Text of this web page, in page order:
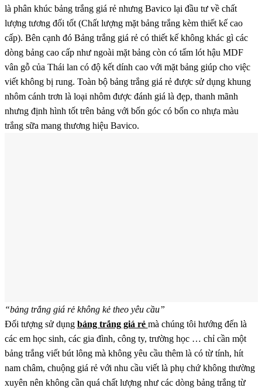
là phân khúc bảng trắng giá rẻ nhưng Bavico lại đầu tư về chất
lượng tương đối tốt (Chất lượng mặt bảng trắng kèm thiết kế cao
cấp). Bên cạnh đó Bảng trắng giá rẻ có thiết kế không khác gì các
dòng bảng cao cấp như ngoài mặt bảng còn có tấm lót hậu MDF
vân gỗ của Thái lan có độ kết dính cao với mặt bảng giúp cho việc
viết không bị rung. Toàn bộ bảng trắng giá rẻ được sử dụng khung
nhôm cánh trơn là loại nhôm được đánh giá là đẹp, thanh mãnh
nhưng định hình tốt trên bảng với bốn góc có bốn co nhựa màu
trắng sữa mang thương hiệu Bavico.
“bảng trắng giá rẻ không kẻ theo yêu cầu”
Đối tượng sử dụng bảng trắng giá rẻ mà chúng tôi hướng đến là
các em học sinh, các gia đình, công ty, trường học … chỉ cần một
bảng trắng viết bút lông mà không yêu cầu thêm là có từ tính, hít
nam châm, chuộng giá rẻ với nhu cầu viết là phụ chứ không thường
xuyên nên không cần quá chất lượng như các dòng bảng trắng từ